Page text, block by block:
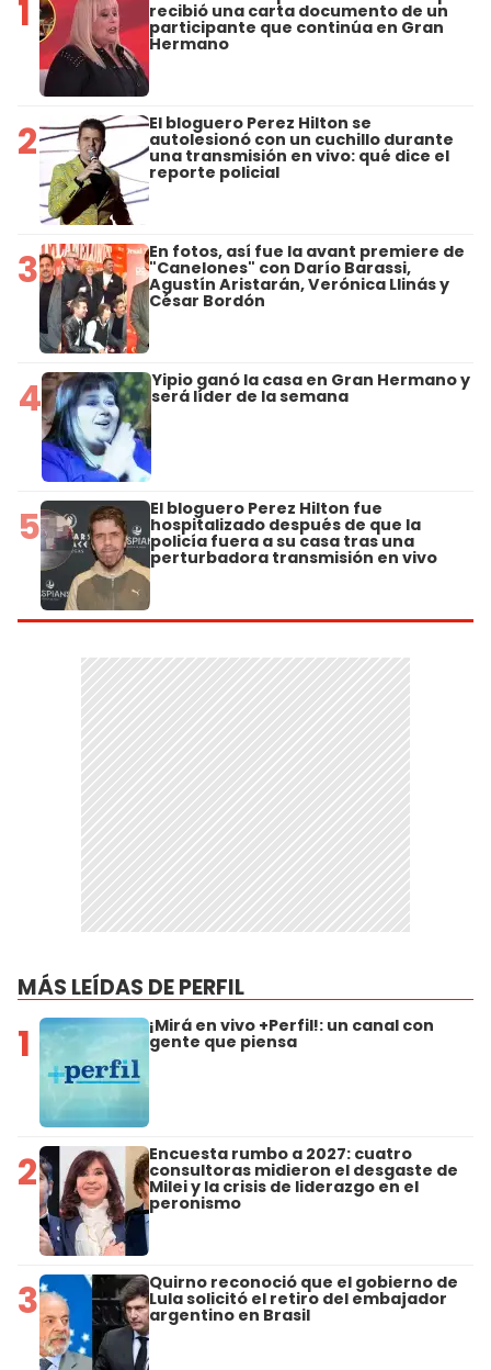
1 recibió una carta documento de un
participante que continúa en Gran
Hermano
2 El bloguero Perez Hilton se
autolesionó con un cuchillo durante
una transmisión en vivo: qué dice el
reporte policial
3 En fotos, así fue la avant premiere de
"Canelones" con Darío Barassi,
Agustín Aristarán, Verónica Llinás y
César Bordón
4 Yipio ganó la casa en Gran Hermano y
será líder de la semana
5 El bloguero Perez Hilton fue
hospitalizado después de que la
policía fuera a su casa tras una
perturbadora transmisión en vivo
MÁS LEÍDAS DE PERFIL
1 ¡Mirá en vivo +Perfil!: un canal con
gente que piensa
2 Encuesta rumbo a 2027: cuatro
consultoras midieron el desgaste de
Milei y la crisis de liderazgo en el
peronismo
3 Quirno reconoció que el gobierno de
Lula solicitó el retiro del embajador
argentino en Brasil